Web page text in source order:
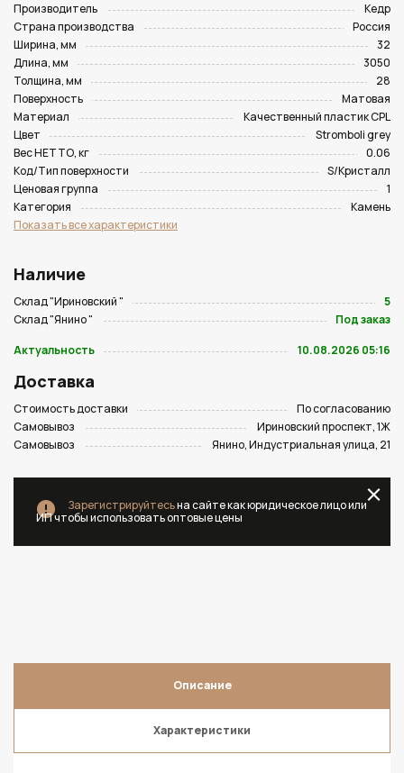
Производитель
Кедр
Страна производства
Россия
Ширина, мм
32
Длина, мм
3050
Толщина, мм
28
Поверхность
Матовая
Материал
Качественный пластик CPL
Цвет
Stromboli grey
Вес НЕТТО, кг
0.06
Код/Тип поверхности
S/Кристалл
Ценовая группа
1
Категория
Камень
Показать все характеристики
Наличие
Склад "Ириновский "
5
Склад "Янино "
Под заказ
Актуальность
10.08.2026 05:16
Доставка
Стоимость доставки
По согласованию
Самовывоз
Ириновский проспект, 1Ж
Самовывоз
Янино, Индустриальная улица, 21
Зарегистрируйтесьна сайте как юридическое лицо или
ИП чтобы использовать оптовые цены
Описание
Характеристики